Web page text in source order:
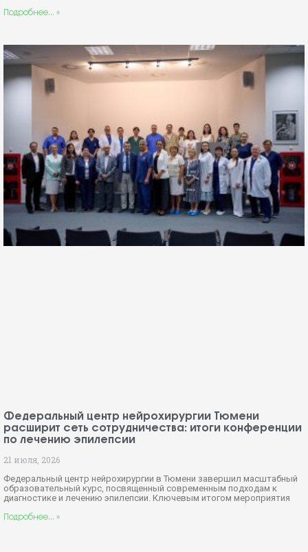
Подробнее... »
Федеральный центр нейрохирургии Тюмени
расширит сеть сотрудничества: итоги конференции
по лечению эпилепсии
21 июля, 2026
Федеральный центр нейрохирургии в Тюмени завершил масштабный
образовательный курс, посвященный современным подходам к
диагностике и лечению эпилепсии. Ключевым итогом мероприятия
Подробнее... »